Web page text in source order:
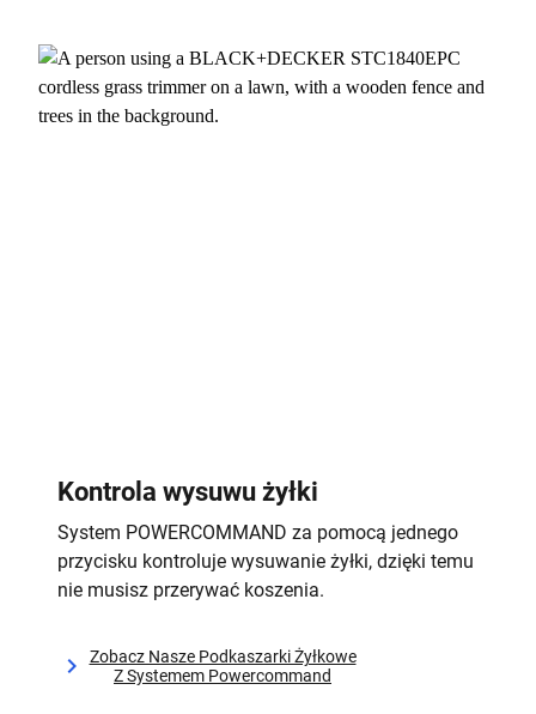
Kontrola wysuwu żyłki
System POWERCOMMAND za pomocą jednego
przycisku kontroluje wysuwanie żyłki, dzięki temu
nie musisz przerywać koszenia.
Zobacz Nasze Podkaszarki Żyłkowe
Z Systemem Powercommand